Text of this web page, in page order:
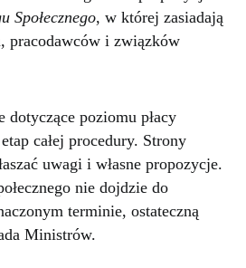
Społecznego, w której zasiadają
pracodawców i związków
dotyczące poziomu płacy
całej procedury. Strony
uwagi i własne propozycje.
nie dojdzie do
terminie, ostateczną
Ministrów.